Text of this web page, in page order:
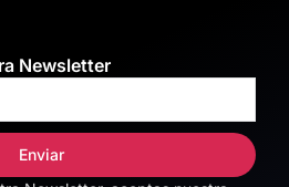
Newsletter
Enviar